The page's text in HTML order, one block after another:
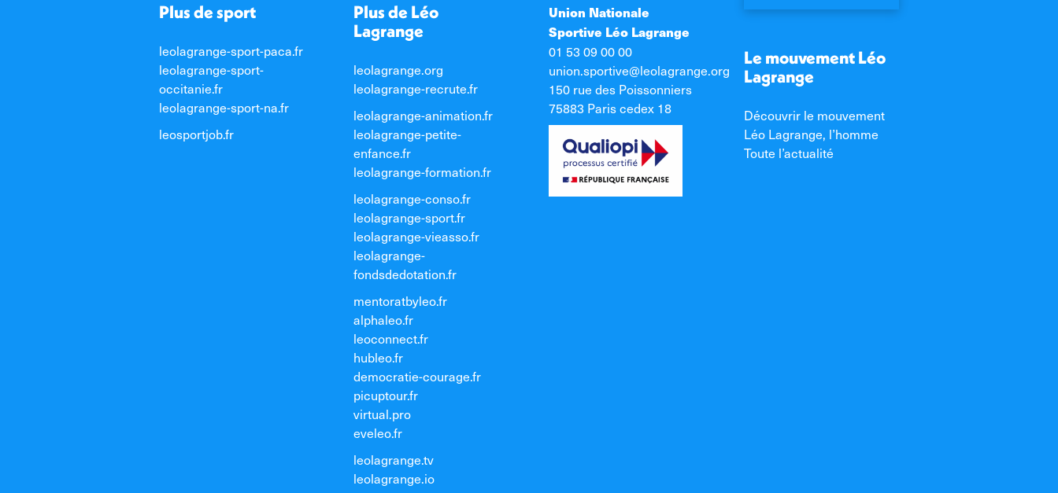
Plus de sport
leolagrange-sport-paca.fr
leolagrange-sport-
occitanie.fr
leolagrange-sport-na.fr
leosportjob.fr
Plus de Léo
Lagrange
leolagrange.org
leolagrange-recrute.fr
leolagrange-animation.fr
leolagrange-petite-
enfance.fr
leolagrange-formation.fr
leolagrange-conso.fr
leolagrange-sport.fr
leolagrange-vieasso.fr
leolagrange-
fondsdedotation.fr
mentoratbyleo.fr
alphaleo.fr
leoconnect.fr
hubleo.fr
democratie-courage.fr
picuptour.fr
virtual.pro
eveleo.fr
leolagrange.tv
leolagrange.io
Union Nationale
Sportive Léo Lagrange
01 53 09 00 00
union.sportive@leolagrange.org
150 rue des Poissonniers
75883 Paris cedex 18
Le mouvement Léo
Lagrange
Découvrir le mouvement
Léo Lagrange, l’homme
Toute l’actualité